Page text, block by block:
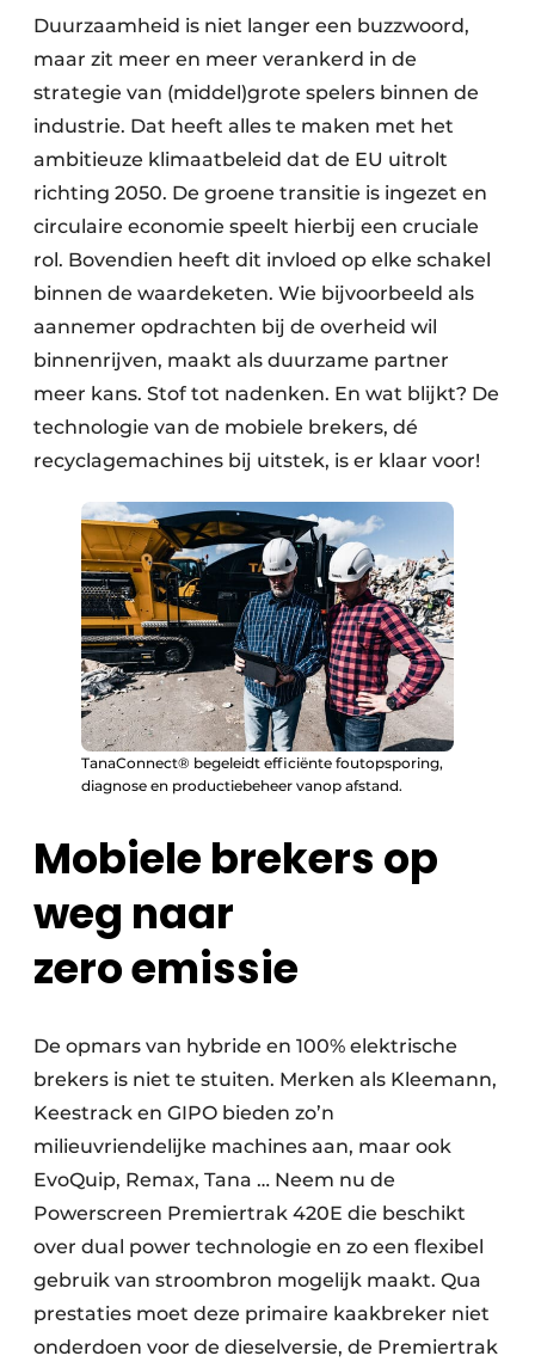
Houtafval
Kunststofafval
Metaalrecyclage
Papierafval
Textielrecyclage
Duurzaamheid is niet langer een buzzwoord,
maar zit meer en meer verankerd in de
strategie van (middel)grote spelers binnen de
industrie. Dat heeft alles te maken met het
ambitieuze klimaatbeleid dat de EU uitrolt
richting 2050. De groene transitie is ingezet en
circulaire economie speelt hierbij een cruciale
rol. Bovendien heeft dit invloed op elke schakel
binnen de waardeketen. Wie bijvoorbeeld als
aannemer opdrachten bij de overheid wil
binnenrijven, maakt als duurzame partner
meer kans. Stof tot nadenken. En wat blijkt? De
technologie van de mobiele brekers, dé
recyclagemachines bij uitstek, is er klaar voor!
TanaConnect® begeleidt efficiënte foutopsporing,
diagnose en productiebeheer vanop afstand.
Mobiele brekers op
weg naar
zero emissie
De opmars van hybride en 100% elektrische
brekers is niet te stuiten. Merken als Kleemann,
Keestrack en GIPO bieden zo’n
milieuvriendelijke machines aan, maar ook
EvoQuip, Remax, Tana … Neem nu de
Powerscreen Premiertrak 420E die beschikt
over dual power technologie en zo een flexibel
gebruik van stroombron mogelijk maakt. Qua
prestaties moet deze primaire kaakbreker niet
onderdoen voor de dieselversie, de Premiertrak